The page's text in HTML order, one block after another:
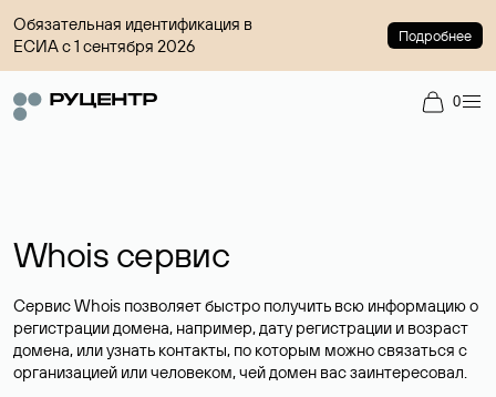
Обязательная идентификация в
ЕСИА с 1 сентября 2026
Подробнее
0
Whois сервис
Сервис Whois позволяет быстро получить всю информацию о
регистрации домена, например, дату регистрации и возраст
домена, или узнать контакты, по которым можно связаться с
организацией или человеком, чей домен вас заинтересовал.